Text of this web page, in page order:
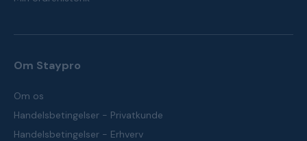
Om Staypro
Om os
Handelsbetingelser - Privatkunde
Handelsbetingelser - Erhverv